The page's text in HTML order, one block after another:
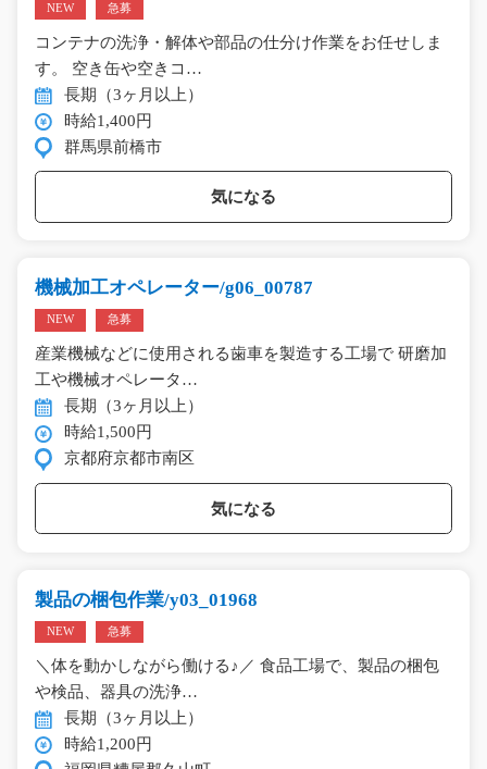
NEW 急募
コンテナの洗浄・解体や部品の仕分け作業をお任せしま
す。 空き缶や空きコ…
長期（3ヶ月以上）
時給1,400円
群馬県前橋市
気になる
機械加工オペレーター/g06_00787
NEW 急募
産業機械などに使用される歯車を製造する工場で 研磨加
工や機械オペレータ…
長期（3ヶ月以上）
時給1,500円
京都府京都市南区
気になる
製品の梱包作業/y03_01968
NEW 急募
＼体を動かしながら働ける♪／ 食品工場で、製品の梱包
や検品、器具の洗浄…
長期（3ヶ月以上）
時給1,200円